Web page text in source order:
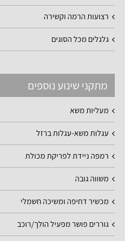
רצועות הרמה וקשירה
גלגלים מכל הסוגים
מתקני שינוע נוספים
מעליות משא
עגלות משא-עגלות ברזל
רמפה ניידת לפריקת מכולת
משווה גובה
מכשיר דחיפה ומשיכה חשמלי
גוררים פושר מפעיל הולך/רוכב